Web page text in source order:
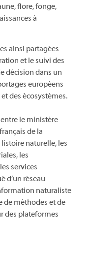
flore, fonge,
à
ainsi partagées
et le suivi des
décision dans un
européens
des écosystèmes.
le ministère
de la
naturelle, les
les
services
d’un réseau
naturaliste
de méthodes et de
des plateformes